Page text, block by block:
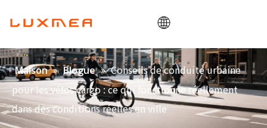
Maison
Entreprise
Vélo cargo
Utilitaire
Maison » Blogue » Conseils de conduite urbaine
pour les vélos cargo : ce qui fonctionne réellement
dans des conditions réelles en ville